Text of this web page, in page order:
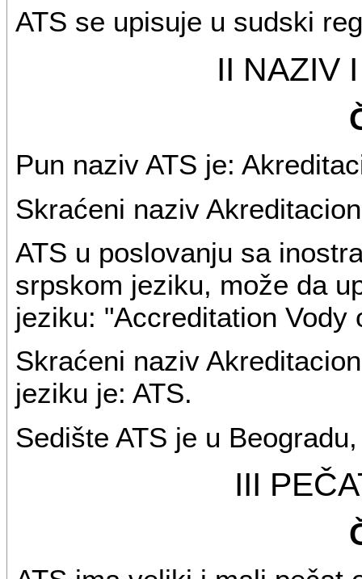
ATS se upisuje u sudski
II NAZIV
Pun naziv ATS je:
Skraćeni naziv
ATS u poslovanju sa
srpskom jeziku, može da
jeziku: "Accreditation Vody
Skraćeni naziv
jeziku je: ATS.
Sedište ATS je u
III